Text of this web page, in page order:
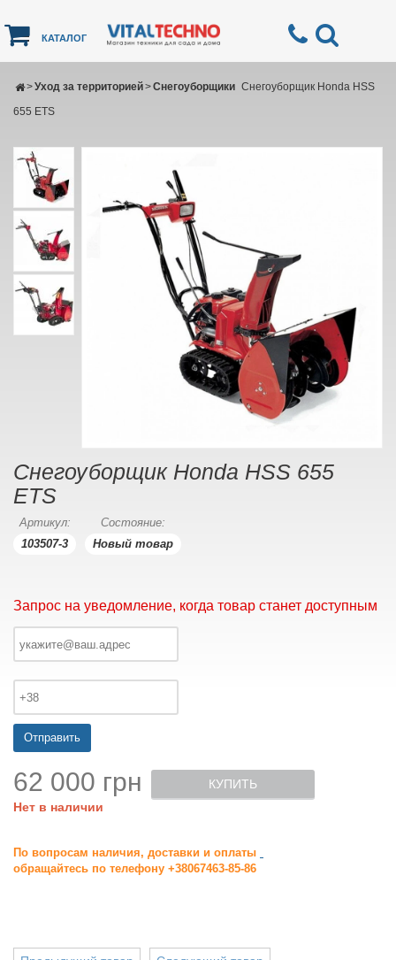
КАТАЛОГ
Уход за территорией
> Снегоуборщики
>
Снегоуборщик Honda HSS
655 ETS
Снегоуборщик Honda HSS 655
ETS
Артикул:
103507-3
Состояние:
Новый товар
Запрос на уведомление, когда товар станет доступным
Отправить
62 000 грн
Нет в наличии
КУПИТЬ
По вопросам наличия, доставки и оплаты
обращайтесь по телефону +38067463-85-86